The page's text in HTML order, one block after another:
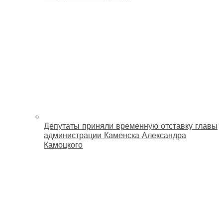
Депутаты приняли временную отставку главы
администрации Каменска Александра
Камоцкого